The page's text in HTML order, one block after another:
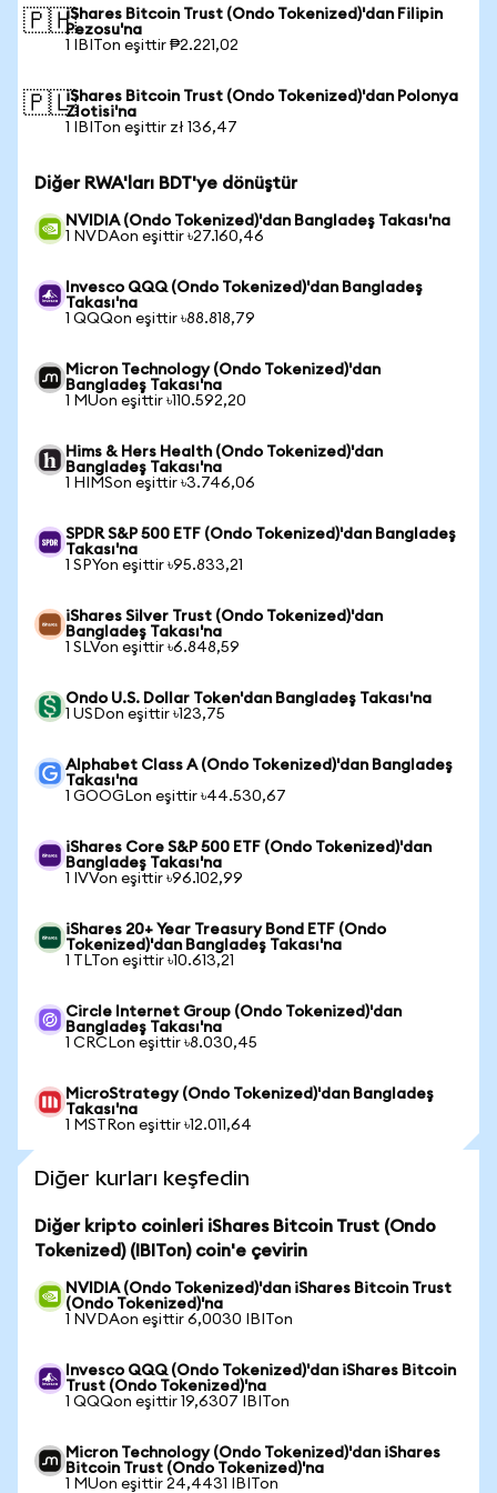
🇵🇭iShares Bitcoin Trust (Ondo Tokenized)'dan Filipin
Pezosu'na
1 IBITon eşittir ₱2.221,02
🇵🇱iShares Bitcoin Trust (Ondo Tokenized)'dan Polonya
Zlotisi'na
1 IBITon eşittir zł 136,47
Diğer RWA'ları BDT'ye dönüştür
NVIDIA (Ondo Tokenized)'dan Bangladeş Takası'na
1 NVDAon eşittir ৳27.160,46
Invesco QQQ (Ondo Tokenized)'dan Bangladeş
Takası'na
1 QQQon eşittir ৳88.818,79
Micron Technology (Ondo Tokenized)'dan
Bangladeş Takası'na
1 MUon eşittir ৳110.592,20
Hims & Hers Health (Ondo Tokenized)'dan
Bangladeş Takası'na
1 HIMSon eşittir ৳3.746,06
SPDR S&P 500 ETF (Ondo Tokenized)'dan Bangladeş
Takası'na
1 SPYon eşittir ৳95.833,21
iShares Silver Trust (Ondo Tokenized)'dan
Bangladeş Takası'na
1 SLVon eşittir ৳6.848,59
Ondo U.S. Dollar Token'dan Bangladeş Takası'na
1 USDon eşittir ৳123,75
Alphabet Class A (Ondo Tokenized)'dan Bangladeş
Takası'na
1 GOOGLon eşittir ৳44.530,67
iShares Core S&P 500 ETF (Ondo Tokenized)'dan
Bangladeş Takası'na
1 IVVon eşittir ৳96.102,99
iShares 20+ Year Treasury Bond ETF (Ondo
Tokenized)'dan Bangladeş Takası'na
1 TLTon eşittir ৳10.613,21
Circle Internet Group (Ondo Tokenized)'dan
Bangladeş Takası'na
1 CRCLon eşittir ৳8.030,45
MicroStrategy (Ondo Tokenized)'dan Bangladeş
Takası'na
1 MSTRon eşittir ৳12.011,64
Diğer kurları keşfedin
Diğer kripto coinleri iShares Bitcoin Trust (Ondo
Tokenized) (IBITon) coin'e çevirin
NVIDIA (Ondo Tokenized)'dan iShares Bitcoin Trust
(Ondo Tokenized)'na
1 NVDAon eşittir 6,0030 IBITon
Invesco QQQ (Ondo Tokenized)'dan iShares Bitcoin
Trust (Ondo Tokenized)'na
1 QQQon eşittir 19,6307 IBITon
Micron Technology (Ondo Tokenized)'dan iShares
Bitcoin Trust (Ondo Tokenized)'na
1 MUon eşittir 24,4431 IBITon